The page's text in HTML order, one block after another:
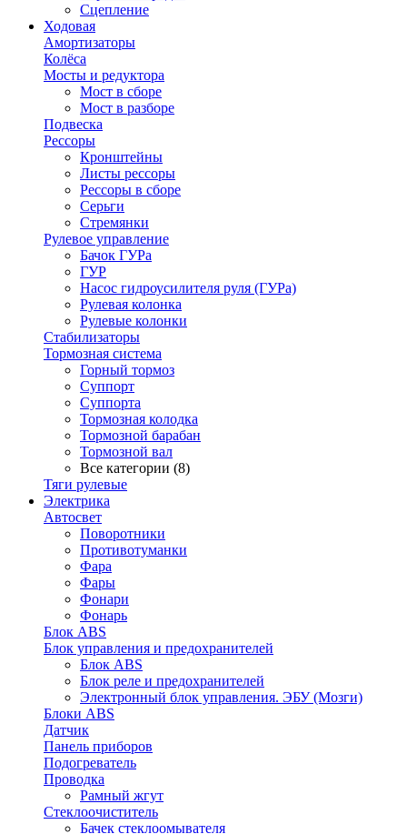
Сцепление
Ходовая
Амортизаторы
Колёса
Мосты и редуктора
Мост в сборе
Мост в разборе
Подвеска
Рессоры
Кронштейны
Листы рессоры
Рессоры в сборе
Серьги
Стремянки
Рулевое управление
Бачок ГУРа
ГУР
Насос гидроусилителя руля (ГУРа)
Рулевая колонка
Рулевые колонки
Стабилизаторы
Тормозная система
Горный тормоз
Суппорт
Суппорта
Тормозная колодка
Тормозной барабан
Тормозной вал
Все категории (8)
Тяги рулевые
Электрика
Автосвет
Поворотники
Противотуманки
Фара
Фары
Фонари
Фонарь
Блок ABS
Блок управления и предохранителей
Блок ABS
Блок реле и предохранителей
Электронный блок управления. ЭБУ (Мозги)
Блоки ABS
Датчик
Панель приборов
Подогреватель
Проводка
Рамный жгут
Стеклоочиститель
Бачек стеклоомывателя